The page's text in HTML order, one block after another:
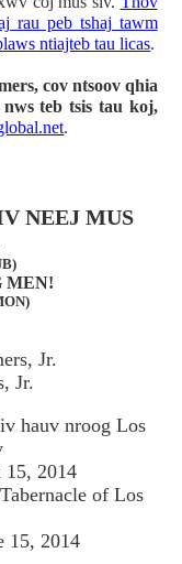
rau peb tshaj tawm
ntiajteb tau licas.
cov ntsoov qhia
teb tsis tau koj,
.
NEEJ MUS
MEN!
Jr.
Jr.
hauv nroog Los
15, 2014
of Los
15, 2014